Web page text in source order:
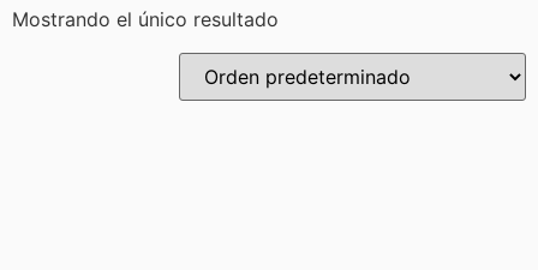
Mostrando el único resultado